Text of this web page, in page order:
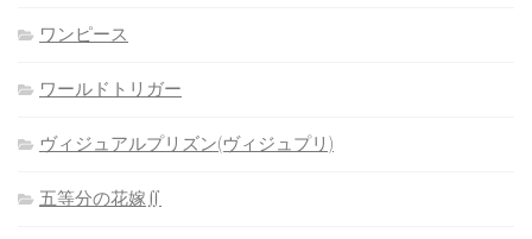
ワンピース
ワールドトリガー
ヴィジュアルプリズン(ヴィジュプリ)
五等分の花嫁∬